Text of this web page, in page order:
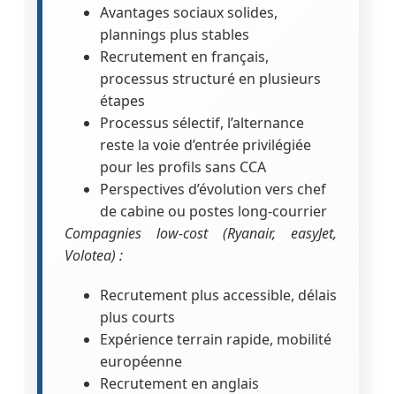
Avantages sociaux solides,
plannings plus stables
Recrutement en français,
processus structuré en plusieurs
étapes
Processus sélectif, l’alternance
reste la voie d’entrée privilégiée
pour les profils sans CCA
Perspectives d’évolution vers chef
de cabine ou postes long-courrier
Compagnies low-cost (Ryanair, easyJet,
Volotea) :
Recrutement plus accessible, délais
plus courts
Expérience terrain rapide, mobilité
européenne
Recrutement en anglais